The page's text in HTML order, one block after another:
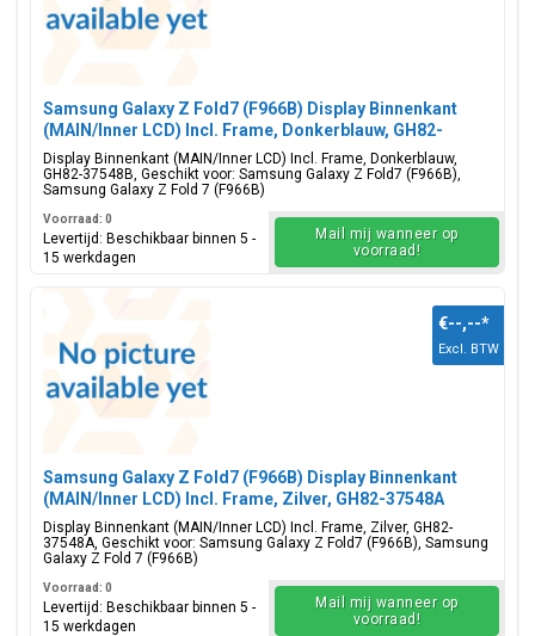
Samsung Galaxy Z Fold7 (F966B) Display Binnenkant
(MAIN/Inner LCD) Incl. Frame, Donkerblauw, GH82-
37548B
Display Binnenkant (MAIN/Inner LCD) Incl. Frame, Donkerblauw,
GH82-37548B, Geschikt voor: Samsung Galaxy Z Fold7 (F966B),
Samsung Galaxy Z Fold 7 (F966B)
Voorraad: 0
Levertijd: Beschikbaar binnen 5 -
15 werkdagen
Mail mij wanneer op
voorraad!
Samsung Galaxy Z Fold7 (F966B) Display Binnenkant
(MAIN/Inner LCD) Incl. Frame, Zilver, GH82-37548A
Display Binnenkant (MAIN/Inner LCD) Incl. Frame, Zilver, GH82-
37548A, Geschikt voor: Samsung Galaxy Z Fold7 (F966B), Samsung
Galaxy Z Fold 7 (F966B)
€--,--*
Excl. BTW
Voorraad: 0
Levertijd: Beschikbaar binnen 5 -
15 werkdagen
Mail mij wanneer op
voorraad!